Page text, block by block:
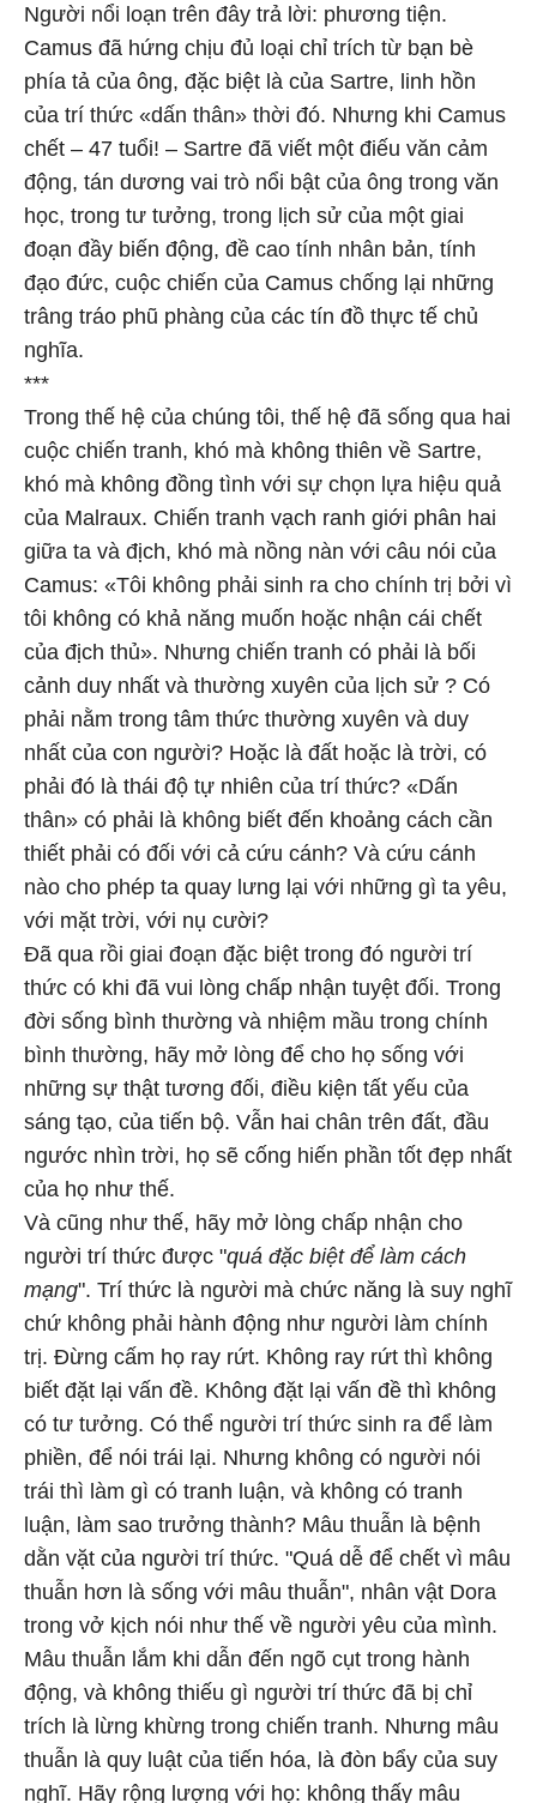
Người nổi loạn trên đây trả lời: phương tiện.
Camus đã hứng chịu đủ loại chỉ trích từ bạn bè
phía tả của ông, đặc biệt là của Sartre, linh hồn
của trí thức «dấn thân» thời đó. Nhưng khi Camus
chết – 47 tuổi! – Sartre đã viết một điếu văn cảm
động, tán dương vai trò nổi bật của ông trong văn
học, trong tư tưởng, trong lịch sử của một giai
đoạn đầy biến động, đề cao tính nhân bản, tính
đạo đức, cuộc chiến của Camus chống lại những
trâng tráo phũ phàng của các tín đồ thực tế chủ
nghĩa.
***
Trong thế hệ của chúng tôi, thế hệ đã sống qua hai
cuộc chiến tranh, khó mà không thiên về Sartre,
khó mà không đồng tình với sự chọn lựa hiệu quả
của Malraux. Chiến tranh vạch ranh giới phân hai
giữa ta và địch, khó mà nồng nàn với câu nói của
Camus: «Tôi không phải sinh ra cho chính trị bởi vì
tôi không có khả năng muốn hoặc nhận cái chết
của địch thủ». Nhưng chiến tranh có phải là bối
cảnh duy nhất và thường xuyên của lịch sử ? Có
phải nằm trong tâm thức thường xuyên và duy
nhất của con người? Hoặc là đất hoặc là trời, có
phải đó là thái độ tự nhiên của trí thức? «Dấn
thân» có phải là không biết đến khoảng cách cần
thiết phải có đối với cả cứu cánh? Và cứu cánh
nào cho phép ta quay lưng lại với những gì ta yêu,
với mặt trời, với nụ cười?
Đã qua rồi giai đoạn đặc biệt trong đó người trí
thức có khi đã vui lòng chấp nhận tuyệt đối. Trong
đời sống bình thường và nhiệm mầu trong chính
bình thường, hãy mở lòng để cho họ sống với
những sự thật tương đối, điều kiện tất yếu của
sáng tạo, của tiến bộ. Vẫn hai chân trên đất, đầu
ngước nhìn trời, họ sẽ cống hiến phần tốt đẹp nhất
của họ như thế.
Và cũng như thế, hãy mở lòng chấp nhận cho
người trí thức được "quá đặc biệt để làm cách
mạng". Trí thức là người mà chức năng là suy nghĩ
chứ không phải hành động như người làm chính
trị. Đừng cấm họ ray rứt. Không ray rứt thì không
biết đặt lại vấn đề. Không đặt lại vấn đề thì không
có tư tưởng. Có thể người trí thức sinh ra để làm
phiền, để nói trái lại. Nhưng không có người nói
trái thì làm gì có tranh luận, và không có tranh
luận, làm sao trưởng thành? Mâu thuẫn là bệnh
dằn vặt của người trí thức. "Quá dễ để chết vì mâu
thuẫn hơn là sống với mâu thuẫn", nhân vật Dora
trong vở kịch nói như thế về người yêu của mình.
Mâu thuẫn lắm khi dẫn đến ngõ cụt trong hành
động, và không thiếu gì người trí thức đã bị chỉ
trích là lừng khừng trong chiến tranh. Nhưng mâu
thuẫn là quy luật của tiến hóa, là đòn bẩy của suy
nghĩ. Hãy rộng lượng với họ: không thấy mâu